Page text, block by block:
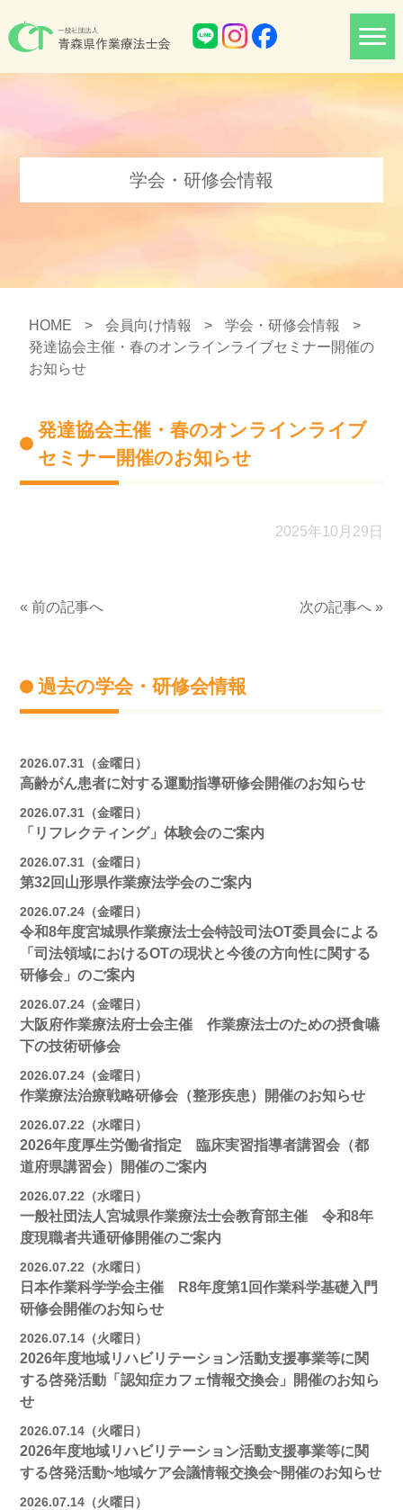
学会・研修会情報
HOME > 会員向け情報 > 学会・研修会情報
>
発達協会主催・春のオンラインライブセミナー開催の
お知らせ
発達協会主催・春のオンラインライブ
セミナー開催のお知らせ
2025年10月29日
« 前の記事へ 次の記事へ »
過去の学会・研修会情報
2026.07.31（金曜日）
高齢がん患者に対する運動指導研修会開催のお知らせ
2026.07.31（金曜日）
「リフレクティング」体験会のご案内
2026.07.31（金曜日）
第32回山形県作業療法学会のご案内
2026.07.24（金曜日）
令和8年度宮城県作業療法士会特設司法OT委員会による
「司法領域におけるOTの現状と今後の方向性に関する
研修会」のご案内
2026.07.24（金曜日）
大阪府作業療法府士会主催 作業療法士のための摂食嚥
下の技術研修会
2026.07.24（金曜日）
作業療法治療戦略研修会（整形疾患）開催のお知らせ
2026.07.22（水曜日）
2026年度厚生労働省指定 臨床実習指導者講習会（都
道府県講習会）開催のご案内
2026.07.22（水曜日）
一般社団法人宮城県作業療法士会教育部主催 令和8年
度現職者共通研修開催のご案内
2026.07.22（水曜日）
日本作業科学学会主催 R8年度第1回作業科学基礎入門
研修会開催のお知らせ
2026.07.14（火曜日）
2026年度地域リハビリテーション活動支援事業等に関
する啓発活動「認知症カフェ情報交換会」開催のお知ら
せ
2026.07.14（火曜日）
2026年度地域リハビリテーション活動支援事業等に関
する啓発活動~地域ケア会議情報交換会~開催のお知らせ
2026.07.14（火曜日）